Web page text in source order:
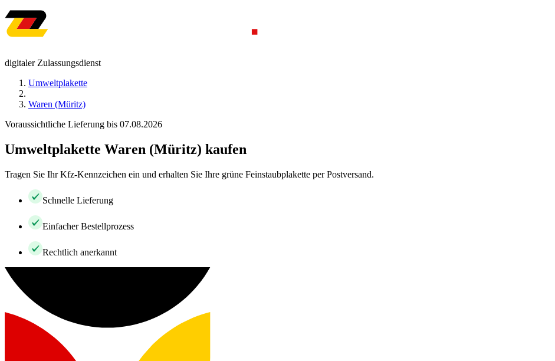
digitaler Zulassungsdienst
Umweltplakette
Waren (Müritz)
Voraussichtliche Lieferung bis 07.08.2026
Umweltplakette Waren (Müritz) kaufen
Tragen Sie Ihr Kfz-Kennzeichen ein und erhalten Sie Ihre grüne Feinstaubplakette per Postversand.
Schnelle Lieferung
Einfacher Bestellprozess
Rechtlich anerkannt